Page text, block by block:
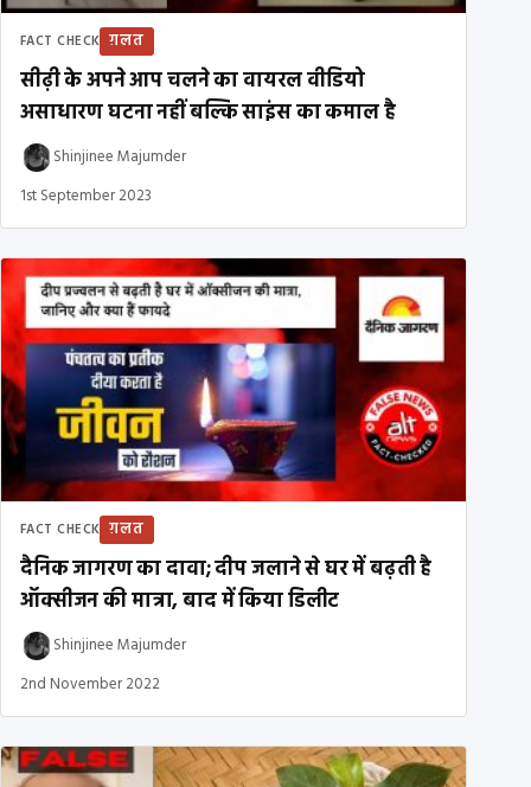
FACT CHECK ग़लत
सीढ़ी के अपने आप चलने का वायरल वीडियो
असाधारण घटना नहीं बल्कि साइंस का कमाल है
Shinjinee Majumder
1st September 2023
FACT CHECK ग़लत
दैनिक जागरण का दावा; दीप जलाने से घर में बढ़ती है
ऑक्सीजन की मात्रा, बाद में किया डिलीट
Shinjinee Majumder
2nd November 2022